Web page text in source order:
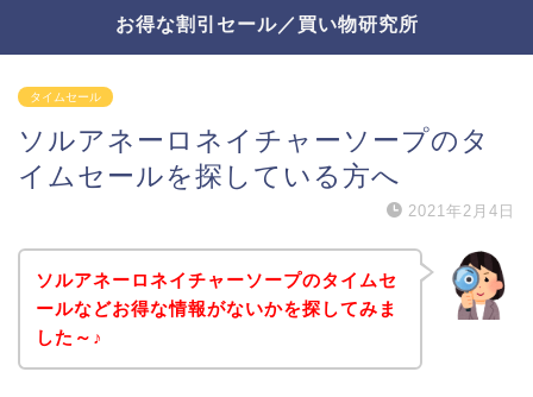
お得な割引セール／買い物研究所
タイムセール
ソルアネーロネイチャーソープのタ
イムセールを探している方へ
2021年2月4日
ソルアネーロネイチャーソープのタイムセ
ールなどお得な情報がないかを探してみま
した～♪